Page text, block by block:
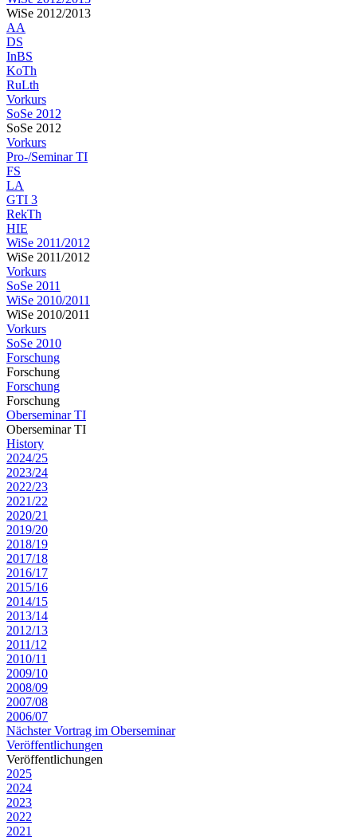
WiSe 2012/2013
AA
DS
InBS
KoTh
RuLth
Vorkurs
SoSe 2012
SoSe 2012
Vorkurs
Pro-/Seminar TI
FS
LA
GTI 3
RekTh
HIE
WiSe 2011/2012
WiSe 2011/2012
Vorkurs
SoSe 2011
WiSe 2010/2011
WiSe 2010/2011
Vorkurs
SoSe 2010
Forschung
Forschung
Forschung
Forschung
Oberseminar TI
Oberseminar TI
History
2024/25
2023/24
2022/23
2021/22
2020/21
2019/20
2018/19
2017/18
2016/17
2015/16
2014/15
2013/14
2012/13
2011/12
2010/11
2009/10
2008/09
2007/08
2006/07
Nächster Vortrag im Oberseminar
Veröffentlichungen
Veröffentlichungen
2025
2024
2023
2022
2021